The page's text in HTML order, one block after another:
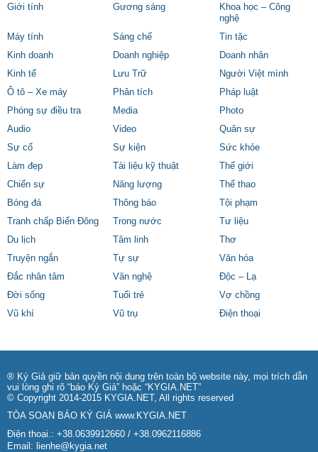
Giới tính
Gương sáng
Khoa học – Công
nghệ
Máy tính
Sáng chế
Tin tặc
Kinh doanh
Doanh nghiệp
Doanh nhân
Kinh tế
Lưu Trữ
Người Việt mình
Ô tô – Xe máy
Phân tích
Pháp luật
Phóng sự điều tra
Media
Photo
Audio
Video
Quân sự
Sự cố
Sự kiện
Sức khỏe
Làm đẹp
Tài liệu kỹ thuật
Thế giới
Chiến sự
Năng lượng
Thể thao
Bóng đá
Thông báo
Tội phạm
Tranh chấp Biển Đông
Trong nước
Tư liệu
Du lịch
Tâm linh
Thơ
Truyện ngắn
Tự sự
Văn hóa
Đắc nhân tâm
Văn nghệ
Độc – Lạ
Đời sống
Tuổi trẻ
Vợ chồng
Vũ khí
Vũ trụ Điện thoại
® Ký Giả giữ bản quyền nội dung trên toàn bộ website này, mọi trích dẫn
vui lòng ghi rõ “báo Ký Giả” hoặc “KYGIA.NET”
© Copyright 2014-2015 KYGIA.NET, All rights reserved
TÒA SOẠN BÁO KÝ GIẢ www.KYGIA.NET
Điện thoại.: +38.0639912660 / +38.0962116886
Email: lienhe@kygia.net